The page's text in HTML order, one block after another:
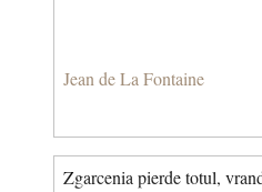
Jean de La Fontaine
Zgarcenia pierde totul,